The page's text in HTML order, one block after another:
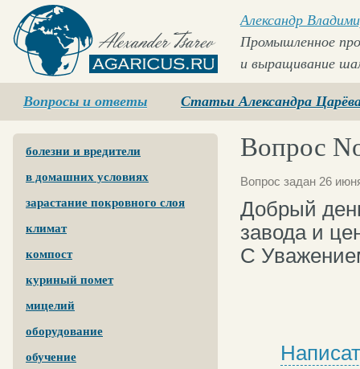
Agaricus.ru
Александр
Промышленное
и выращивание
Вопросы и ответы Статьи Александра
болезни и вредители
в домашних условиях
зарастание покровного слоя
климат
компост
куриный помет
мицелий
оборудование
обучение
Вопрос
Вопрос задан 26
Добрый
завода и
С